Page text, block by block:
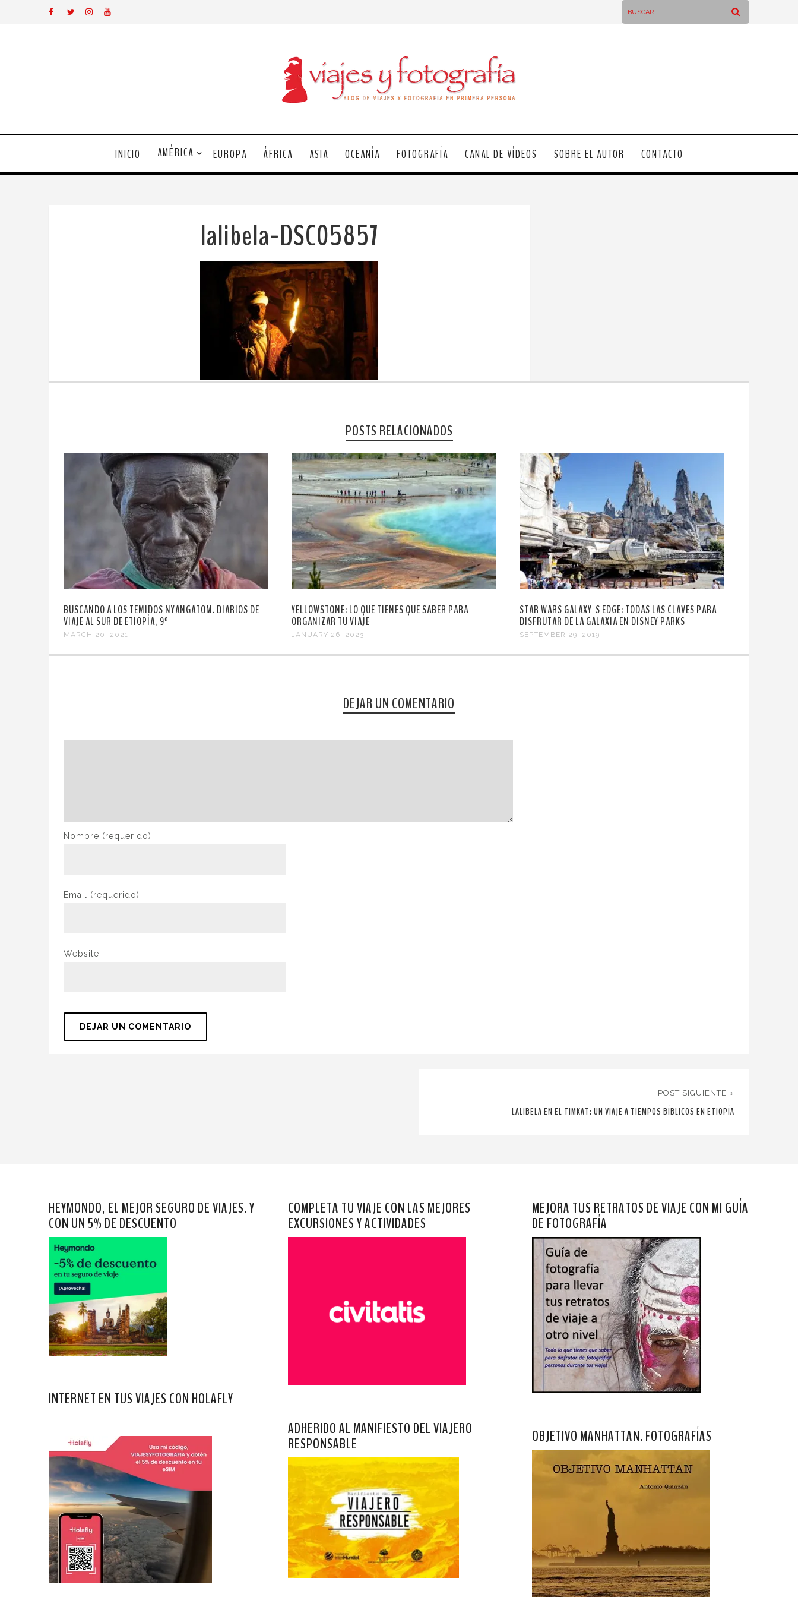
INICIO AMÉRICA EUROPA ÁFRICA ASIA OCEANÍA FOTOGRAFÍA CANAL DE VÍDEOS SOBRE EL AUTOR CONTACTO
lalibela-DSC05857
POSTS RELACIONADOS
BUSCANDO A LOS TEMIDOS NYANGATOM. DIARIOS DE
VIAJE AL SUR DE ETIOPÍA, 9º
MARCH 20, 2021
YELLOWSTONE: LO QUE TIENES QUE SABER PARA
ORGANIZAR TU VIAJE
JANUARY 26, 2023
STAR WARS GALAXY´S EDGE: TODAS LAS CLAVES PARA
DISFRUTAR DE LA GALAXIA EN DISNEY PARKS
SEPTEMBER 29, 2019
DEJAR UN COMENTARIO
Nombre (requerido)
Email (requerido)
Website
POST SIGUIENTE »
LALIBELA EN EL TIMKAT: UN VIAJE A TIEMPOS BÍBLICOS EN ETIOPÍA
HEYMONDO, EL MEJOR SEGURO DE VIAJES. Y
CON UN 5% DE DESCUENTO
INTERNET EN TUS VIAJES CON HOLAFLY
COMPLETA TU VIAJE CON LAS MEJORES
EXCURSIONES Y ACTIVIDADES
ADHERIDO AL MANIFIESTO DEL VIAJERO
RESPONSABLE
MEJORA TUS RETRATOS DE VIAJE CON MI GUÍA
DE FOTOGRAFÍA
OBJETIVO MANHATTAN. FOTOGRAFÍAS